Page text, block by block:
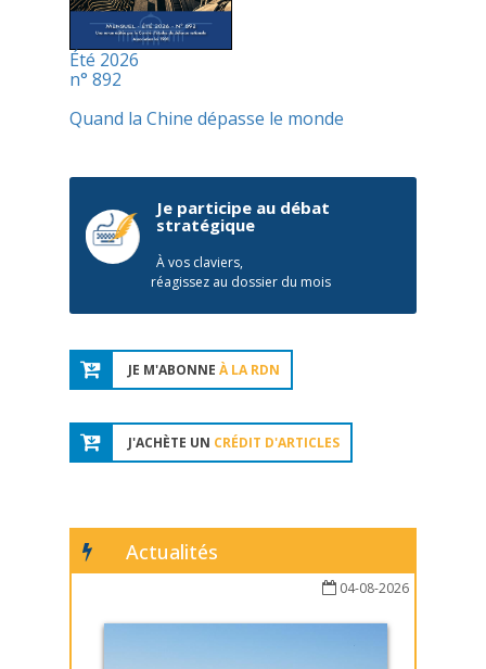
Été 2026
n° 892
Quand la Chine dépasse le monde
Je participe au débat
stratégique
À vos claviers,
réagissez au dossier du mois
JE M'ABONNE À LA RDN
J'ACHÈTE UN CRÉDIT D'ARTICLES
Actualités
04-08-2026